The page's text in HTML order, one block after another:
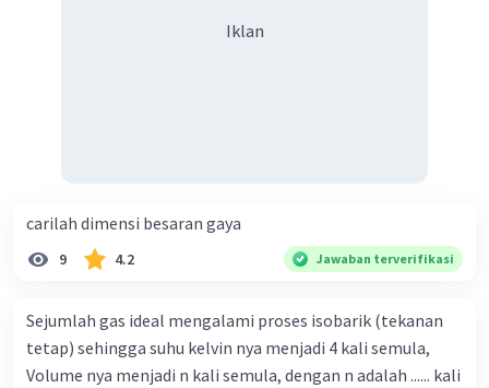
Iklan
carilah dimensi besaran gaya
9 4.2 Jawaban terverifikasi
Sejumlah gas ideal mengalami proses isobarik (tekanan
tetap) sehingga suhu kelvin nya menjadi 4 kali semula,
Volume nya menjadi n kali semula, dengan n adalah ...... kali